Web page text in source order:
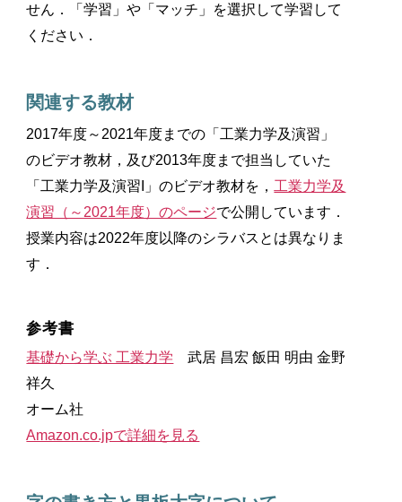
せん．「学習」や「マッチ」を選択して学習して
ください．
関連する教材
2017年度～2021年度までの「工業力学及演習」
のビデオ教材，及び2013年度まで担当していた
「工業力学及演習I」のビデオ教材を， 工業力学及
演習（～2021年度）のページで公開しています．
授業内容は2022年度以降のシラバスとは異なりま
す．
参考書
基礎から学ぶ 工業力学
武居 昌宏 飯田 明由 金野
祥久
オーム社
Amazon.co.jpで詳細を見る